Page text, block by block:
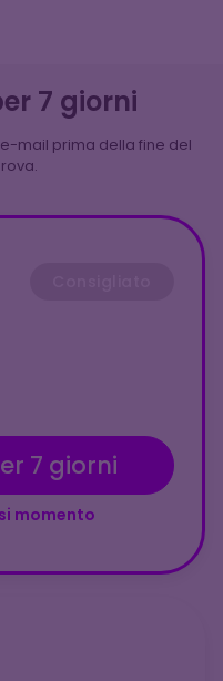
7 giorni
mail prima della fine del
7 giorni
momento